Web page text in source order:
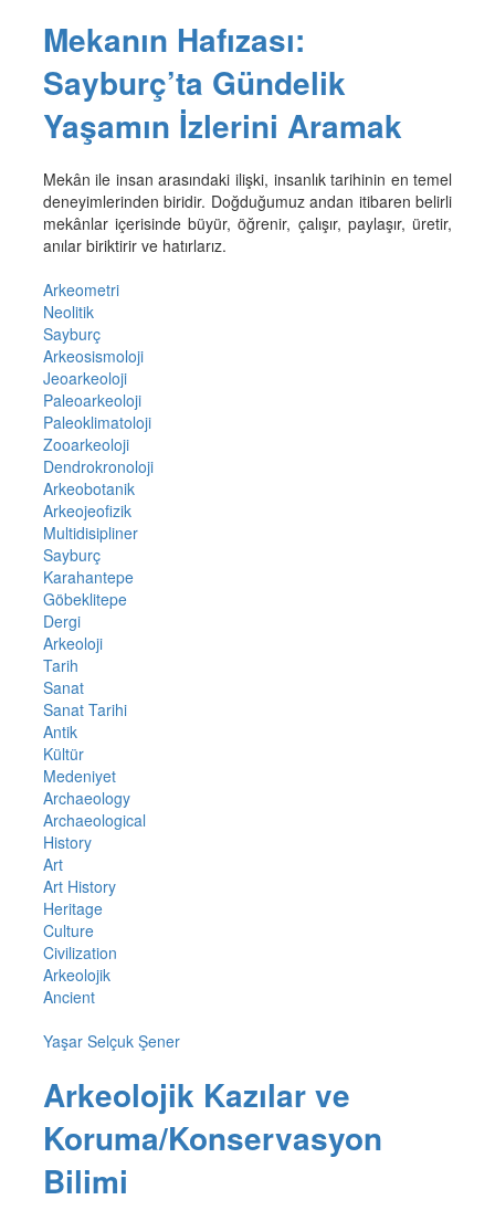
Mekanın Hafızası:
Sayburç’ta Gündelik
Yaşamın İzlerini Aramak
Mekân ile insan arasındaki ilişki, insanlık tarihinin en temel
deneyimlerinden biridir. Doğduğumuz andan itibaren belirli
mekânlar içerisinde büyür, öğrenir, çalışır, paylaşır, üretir,
anılar biriktirir ve hatırlarız.
Arkeometri
Neolitik
Sayburç
Arkeosismoloji
Jeoarkeoloji
Paleoarkeoloji
Paleoklimatoloji
Zooarkeoloji
Dendrokronoloji
Arkeobotanik
Arkeojeofizik
Multidisipliner
Sayburç
Karahantepe
Göbeklitepe
Dergi
Arkeoloji
Tarih
Sanat
Sanat Tarihi
Antik
Kültür
Medeniyet
Archaeology
Archaeological
History
Art
Art History
Heritage
Culture
Civilization
Arkeolojik
Ancient
Yaşar Selçuk Şener
Arkeolojik Kazılar ve
Koruma/Konservasyon
Bilimi